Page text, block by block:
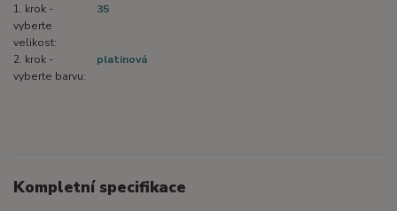
1. krok -
vyberte
velikost:
35
2. krok -
vyberte barvu:
platinová
Kompletní specifikace